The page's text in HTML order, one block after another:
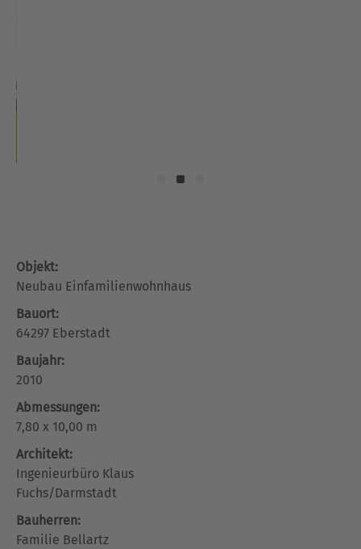
Objekt:
Neubau Einfamilienwohnhaus
Bauort:
64297 Eberstadt
Baujahr:
2010
Abmessungen:
7,80 x 10,00 m
Architekt:
Ingenieurbüro Klaus
Fuchs/Darmstadt
Bauherren:
Familie Bellartz